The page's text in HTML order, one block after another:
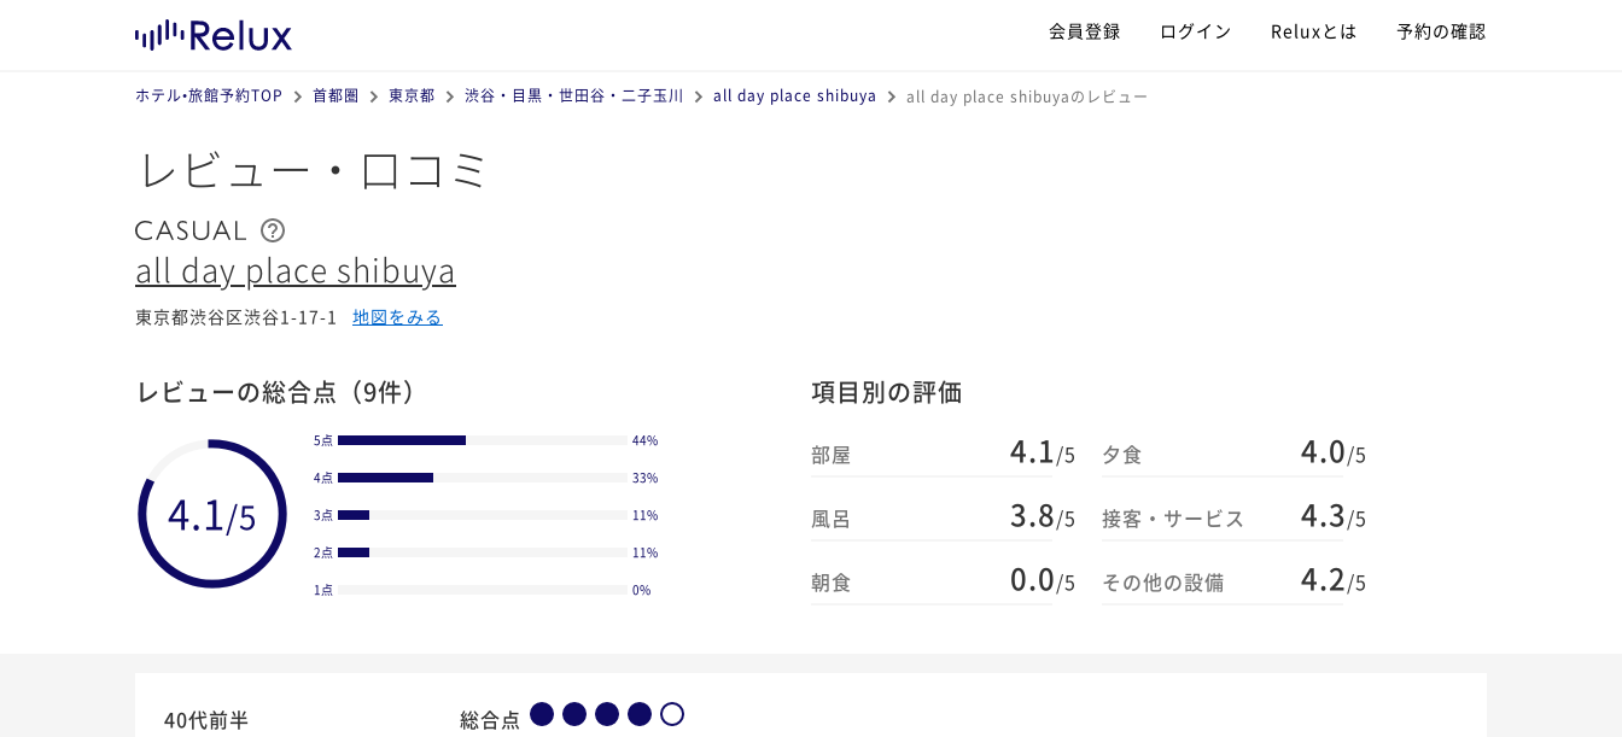
会員登録 ログイン Reluxとは 予約の確認
ホテル•旅館予約TOP 首都圏 東京都 渋谷・目黒・世田谷・二子玉川 all day place shibuya all day place shibuyaのレビュー
レビュー・口コミ
all day place shibuya
東京都渋谷区渋谷1-17-1 地図をみる
レビューの総合点 （9件）
5点 44%
4点 33%
3点 11%
2点 11%
1点 0%
項目別の評価
部屋 4.1/5
風呂 3.8/5
朝食 0.0/5
夕食 4.0/5
接客・サービス 4.3/5
その他の設備 4.2/5
40代前半
総合点